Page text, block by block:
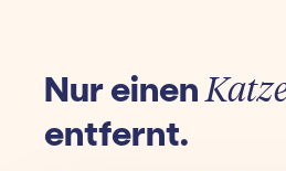
Nur einen
entfernt.